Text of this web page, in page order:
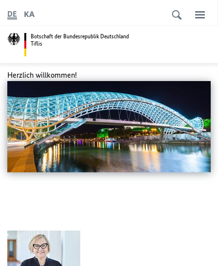
Botschaft der Bundesrepublik Deutschland
Tiflis
DE KA
Herzlich willkommen!